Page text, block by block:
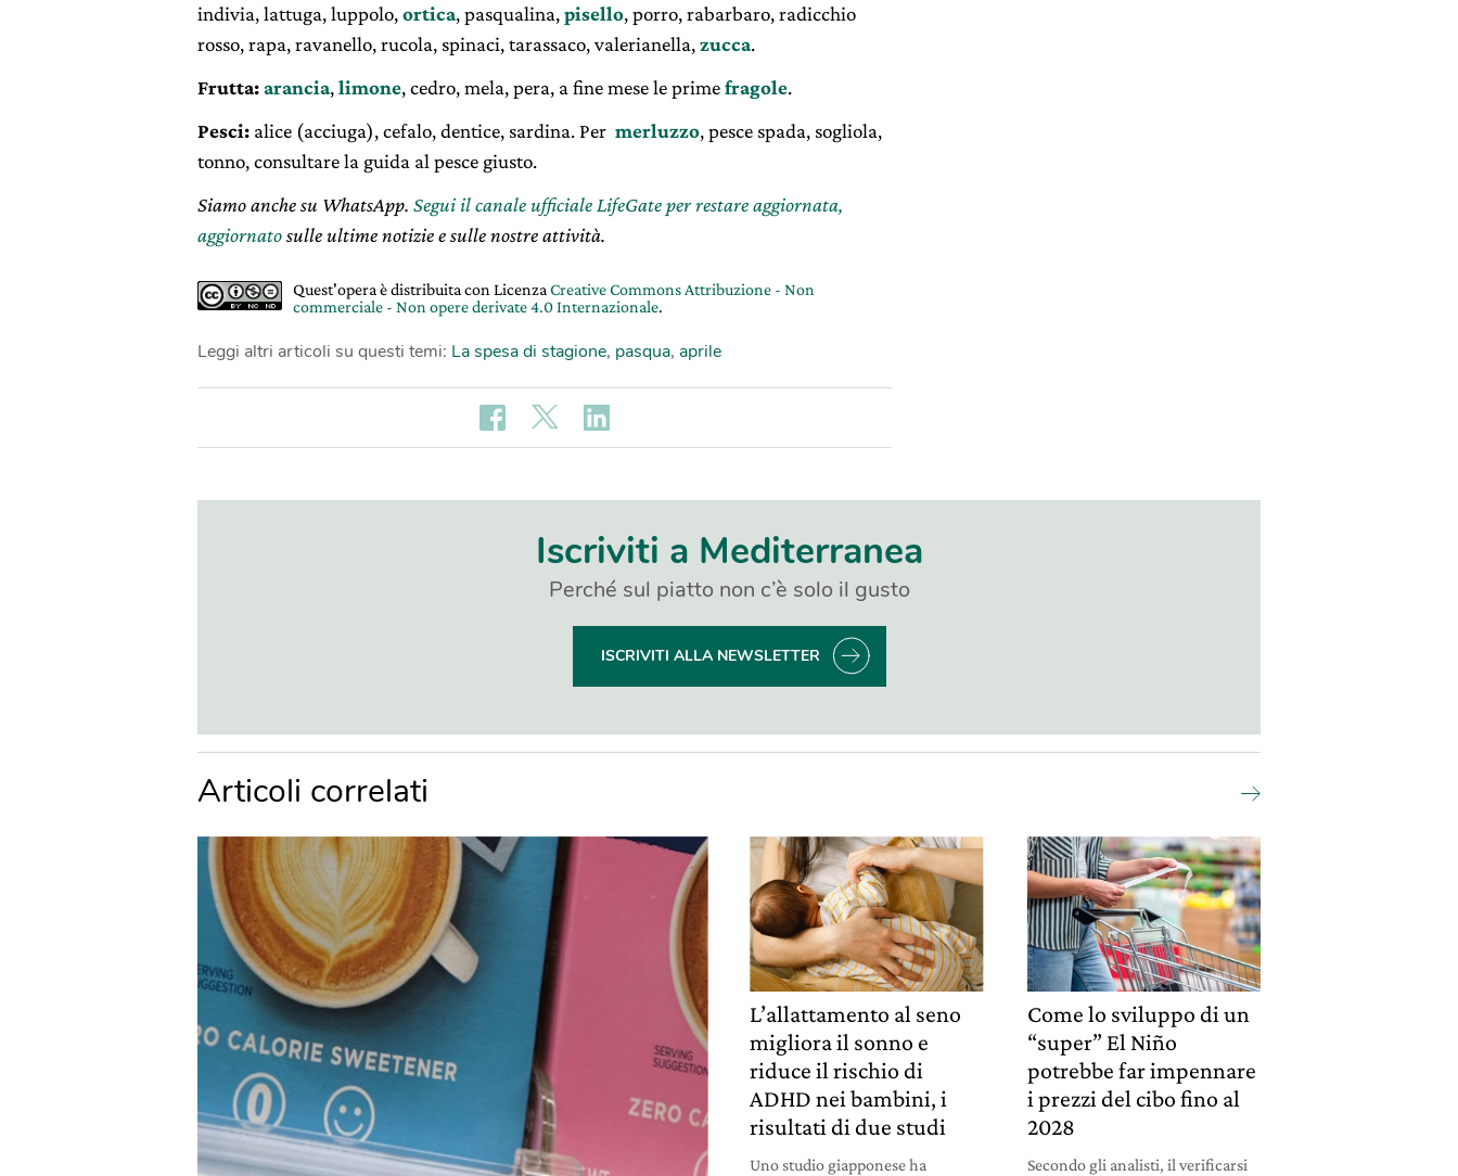
indivia, lattuga, luppolo,ortica, pasqualina,pisello, porro, rabarbaro, radicchio
rosso, rapa, ravanello, rucola, spinaci, tarassaco, valerianella,zucca.
Frutta:arancia,limone, cedro, mela, pera, a fine mese le primefragole.
Pesci: alice (acciuga), cefalo, dentice, sardina. Per merluzzo, pesce spada, sogliola,
tonno, consultare la guida al pesce giusto.
Siamo anche su WhatsApp. Segui il canale ufficiale LifeGate per restare aggiornata,
aggiornatosulle ultime notizie e sulle nostre attività.
Quest'opera è distribuita con Licenza Creative Commons Attribuzione - Non
commerciale - Non opere derivate 4.0 Internazionale.
Leggi altri articoli su questi temi: La spesa di stagione, pasqua, aprile
Iscriviti a Mediterranea
Perché sul piatto non c’è solo il gusto
ISCRIVITI ALLA NEWSLETTER
Articoli correlati
L’allattamento al seno
migliora il sonno e
riduce il rischio di
ADHD nei bambini, i
risultati di due studi
Uno studio giapponese ha
Come lo sviluppo di un
“super” El Niño
potrebbe far impennare
i prezzi del cibo fino al
2028
Secondo gli analisti, il verificarsi